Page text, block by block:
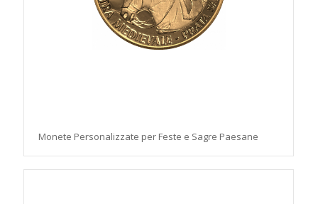
Monete Personalizzate per Feste e Sagre Paesane